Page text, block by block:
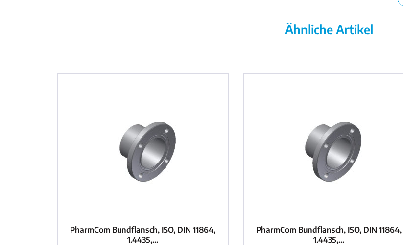
Ähnliche Artikel
PharmCom Bundflansch, ISO, DIN 11864,
1.4435,...
PharmCom Bundflansch, ISO, DIN 11864,
1.4435,...